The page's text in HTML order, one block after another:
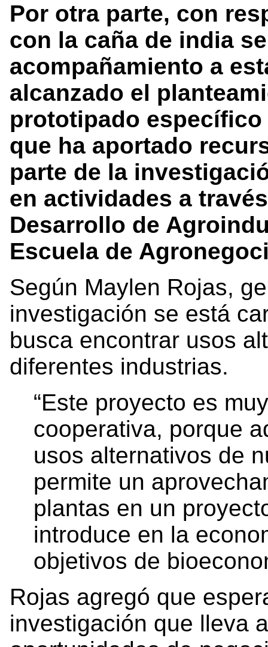
Por otra parte, con
con la caña de india
acompañamiento a
alcanzado el
prototipado
que ha aportado
parte de la
en actividades a
Desarrollo de
Escuela de
Según Maylen Rojas,
investigación se está
busca encontrar usos
diferentes industrias.
“Este proyecto es
cooperativa, porque
usos alternativos de
permite un
plantas en un
introduce en la
objetivos de
Rojas agregó que
investigación que lleva